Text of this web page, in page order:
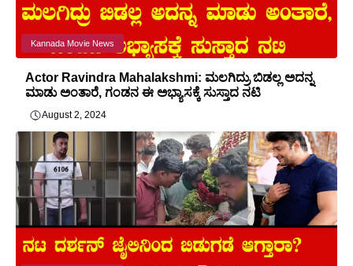
Kannada Movie News
Actor Ravindra Mahalakshmi: ಮಲಗಿದ್ರು ಬಿಡಲ್ಲ ಅದನ್ನ
ಮಾಡು ಅಂತಾರೆ, ಗಂಡನ ಈ ಅಭ್ಯಾಸಕ್ಕೆ ಸುಸ್ತಾದ ನಟಿ
August 2, 2024